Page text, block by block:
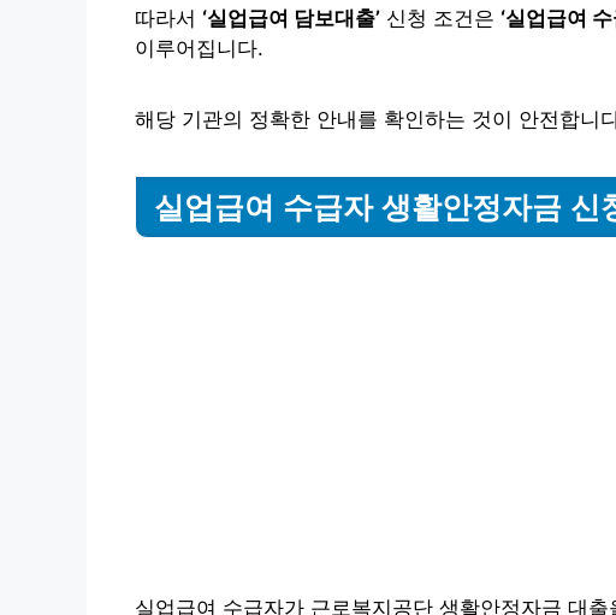
따라서 ‘실업급여 담보대출’ 신청 조건은 ‘실업급여
이루어집니다.
해당 기관의 정확한 안내를 확인하는 것이 안전합니
실업급여 수급자 생활안정자금 신
실업급여 수급자가 근로복지공단 생활안정자금 대